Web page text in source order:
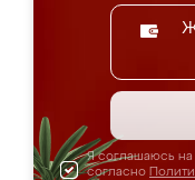
Я соглашаюсь на
согласно